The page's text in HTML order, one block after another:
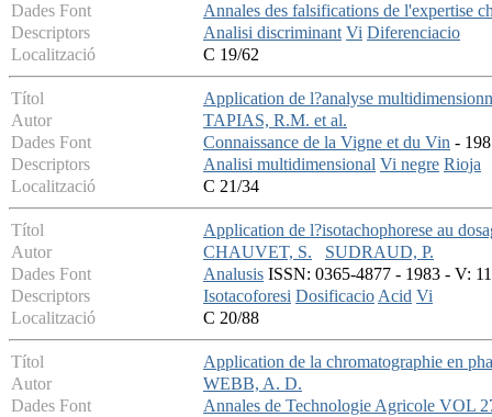
Dades Font
Annales des falsifications de l'expertise
Descriptors
Analisi discriminant Vi Diferenciacio
Localització
C 19/62
Títol
Application de l?analyse
Autor
TAPIAS, R.M. et al.
Dades Font
Connaissance de la Vigne et du Vin -
Descriptors
Analisi multidimensional Vi negre Rioja
Localització
C 21/34
Títol
Application de l?isotachophorese au
Autor
CHAUVET, S.
SUDRAUD, P.
Dades Font
Analusis ISSN: 0365-4877 - 1983 - V:
Descriptors
Isotacoforesi DosificacioAcid Vi
Localització
C 20/88
Títol
Application de la chromatographie en
Autor
WEBB, A. D.
Dades Font
Annales de Technologie Agricole VOL